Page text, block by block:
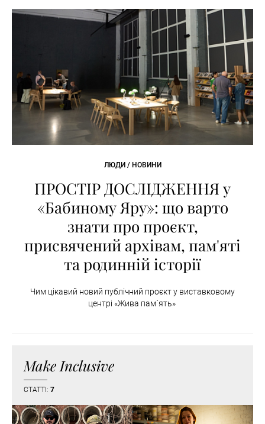
ЛЮДИ / НОВИНИ
ПРОСТІР ДОСЛІДЖЕННЯ у
«Бабиному Яру»: що варто
знати про проєкт,
присвячений архівам, пам'яті
та родинній історії
Чим цікавий новий публічний проєкт у виставковому
центрі «Жива пам`ять»
Make Inclusive
СТАТТІ: 7